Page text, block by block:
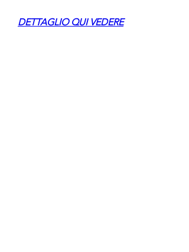
DETTAGLIO QUI VEDERE